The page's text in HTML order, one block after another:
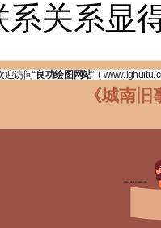
系关系显